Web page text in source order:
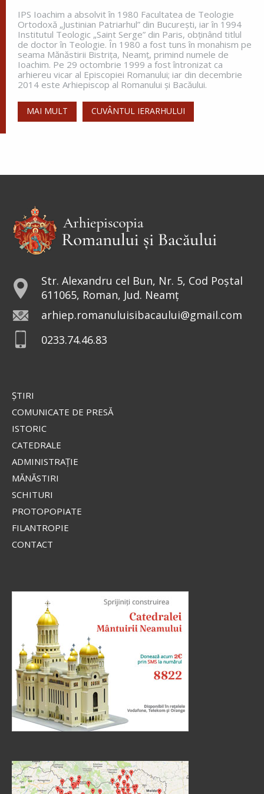
Apostolul zilei
Fraților, vă îndemn, pentru Domnul nostru Iisus
Hristos și pentru iubirea Duhului Sfânt, ca
împreună cu mine, să luptați în rugăciuni către
Dumnezeu pentru mine, ca să scap de...
Ap. Romani 15, 30-33
Ev. Matei 17, 24-27; 18, 1-4
Preia articolele Doxologia în site-ul tău!
IPS Ioachim a absolvit în 1980 Facultatea de Teologie
Ortodoxă „Justinian Patriarhul” din Bucureşti, iar în 1994
Institutul Teologic „Saint Serge” din Paris, obţinând titlul
de doctor în Teologie. În 1980 a fost tuns în monahism pe
seama Mănăstirii Bistriţa, Neamţ, primind numele de
Ioachim. Pe 29 octombrie 1999 a fost întronizat ca
arhiereu vicar al Episcopiei Romanului; iar din decembrie
2014 este Arhiepiscop al Romanului și Bacăului.
MAI MULT CUVÂNTUL IERARHULUI
Str. Alexandru cel Bun, Nr. 5, Cod Poștal
611065, Roman, Jud. Neamț
arhiep.romanuluisibacaului@gmail.com
0233.74.46.83
ŞTIRI
COMUNICATE DE PRESĂ
ISTORIC
CATEDRALE
ADMINISTRAŢIE
MĂNĂSTIRI
SCHITURI
PROTOPOPIATE
FILANTROPIE
CONTACT